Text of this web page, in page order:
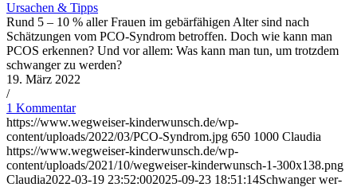
Ursachen & Tipps
Rund 5 – 10 % aller Frauen im gebärfähigen Alter sind nach
Schätzungen vom PCO-Syndrom betroffen. Doch wie kann man
PCOS erkennen? Und vor allem: Was kann man tun, um trotzdem
schwanger zu werden?
19. März 2022
/
1 Kommentar
https://www.wegweiser-kinderwunsch.de/wp-
content/uploads/2022/03/PCO-Syndrom.jpg 650 1000 Claudia
https://www.wegweiser-kinderwunsch.de/wp-
content/uploads/2021/10/wegweiser-kinderwunsch-1-300x138.png
Claudia2022-03-19 23:52:002025-09-23 18:51:14Schwan­ger wer­